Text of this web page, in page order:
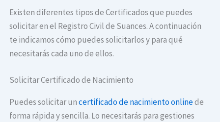
Existen diferentes tipos de Certificados que puedes
solicitar en el Registro Civil de Suances. A continuación
te indicamos cómo puedes solicitarlos y para qué
necesitarás cada uno de ellos.
Solicitar Certificado de Nacimiento
Puedes solicitar uncertificado de nacimiento onlinede
forma rápida y sencilla. Lo necesitarás para gestiones